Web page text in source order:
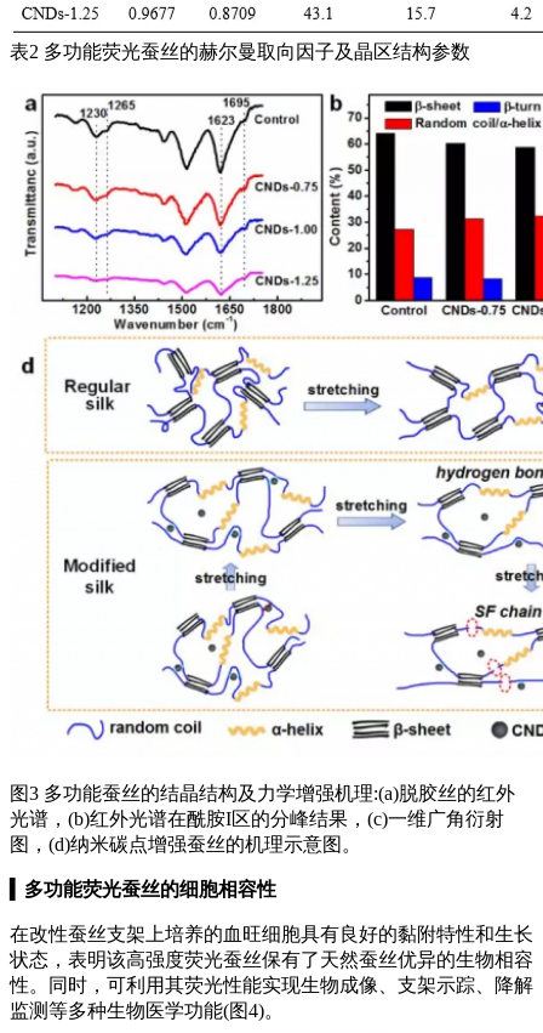
表2 多功能荧光蚕丝的赫尔曼取向因子及晶区结构参数
图3 多功能蚕丝的结晶结构及力学增强机理:(a)脱胶丝的红外
光谱，(b)红外光谱在酰胺I区的分峰结果，(c)一维广角衍射
图，(d)纳米碳点增强蚕丝的机理示意图。
多功能荧光蚕丝的细胞相容性
在改性蚕丝支架上培养的血旺细胞具有良好的黏附特性和生长
状态，表明该高强度荧光蚕丝保有了天然蚕丝优异的生物相容
性。同时，可利用其荧光性能实现生物成像、支架示踪、降解
监测等多种生物医学功能(图4)。